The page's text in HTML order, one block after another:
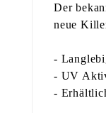
Der
neue
-
- UV
-